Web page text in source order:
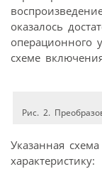
оказалось
операционного
схеме
Рис. 2.
Указанная
характеристику: